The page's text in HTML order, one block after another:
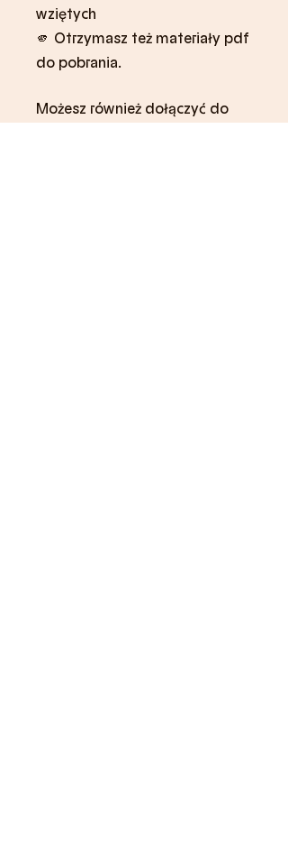
wziętych
🫵 Otrzymasz też materiały pdf
do pobrania.
Możesz również dołączyć do